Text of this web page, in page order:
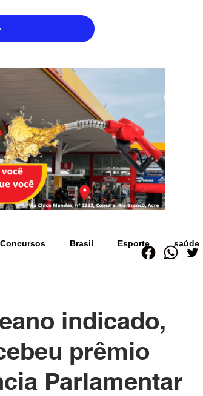
Concursos Brasil Esporte saúde
Prefeituras do Acre
DeolhonaPolítica CONSUMIDOR
indicado,
prêmio
Parlamentar